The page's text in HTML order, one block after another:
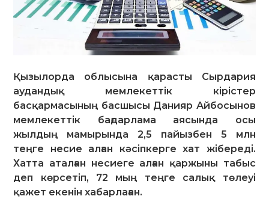
Қызылорда облысына қарасты Сырдария
аудандық мемлекеттік кірістер
басқармасының басшысы Данияр Айбосынов
мемлекеттік бағдарлама аясында осы
жылдың мамырында 2,5 пайызбен 5 млн
теңге несие алған кәсіпкерге хат жібереді.
Хатта аталған несиеге алған қаржыны табыс
деп көрсетіп, 72 мың теңге салық төлеуі
қажет екенін хабарлаған.